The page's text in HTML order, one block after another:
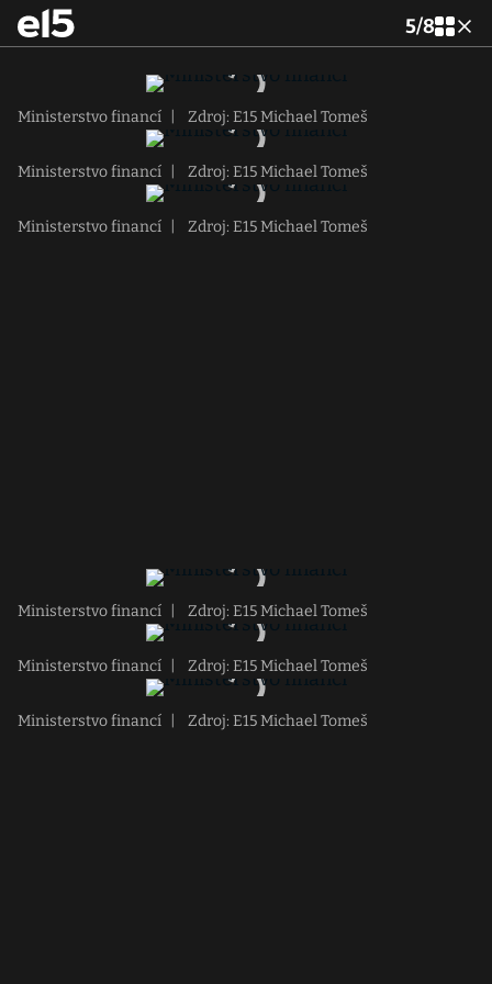
5/8
Ministerstvo financí Zdroj: E15 Michael Tomeš
Ministerstvo financí Zdroj: E15 Michael Tomeš
Ministerstvo financí Zdroj: E15 Michael Tomeš
Ministerstvo financí Zdroj: E15 Michael Tomeš
Ministerstvo financí Zdroj: E15 Michael Tomeš
Ministerstvo financí Zdroj: E15 Michael Tomeš